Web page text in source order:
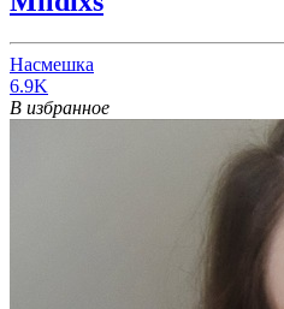
Насмешка
6.9K
В избранное